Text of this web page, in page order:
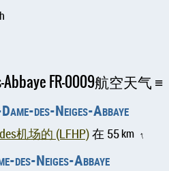
FR-0009航空天气
des-Neiges-Abbaye
机场的 (LFHP)在 55km ↑
Neiges-Abbaye